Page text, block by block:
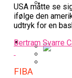
BK
Guard
EuroLeague
USA måtte se
ifølge den
udtryk for en
Bertram Svarre
FIBA